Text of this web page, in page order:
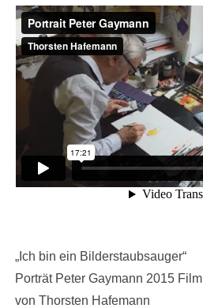
„Ich bin ein Bilderstaubsauger“
Porträt Peter Gaymann 2015 Film
von Thorsten Hafemann